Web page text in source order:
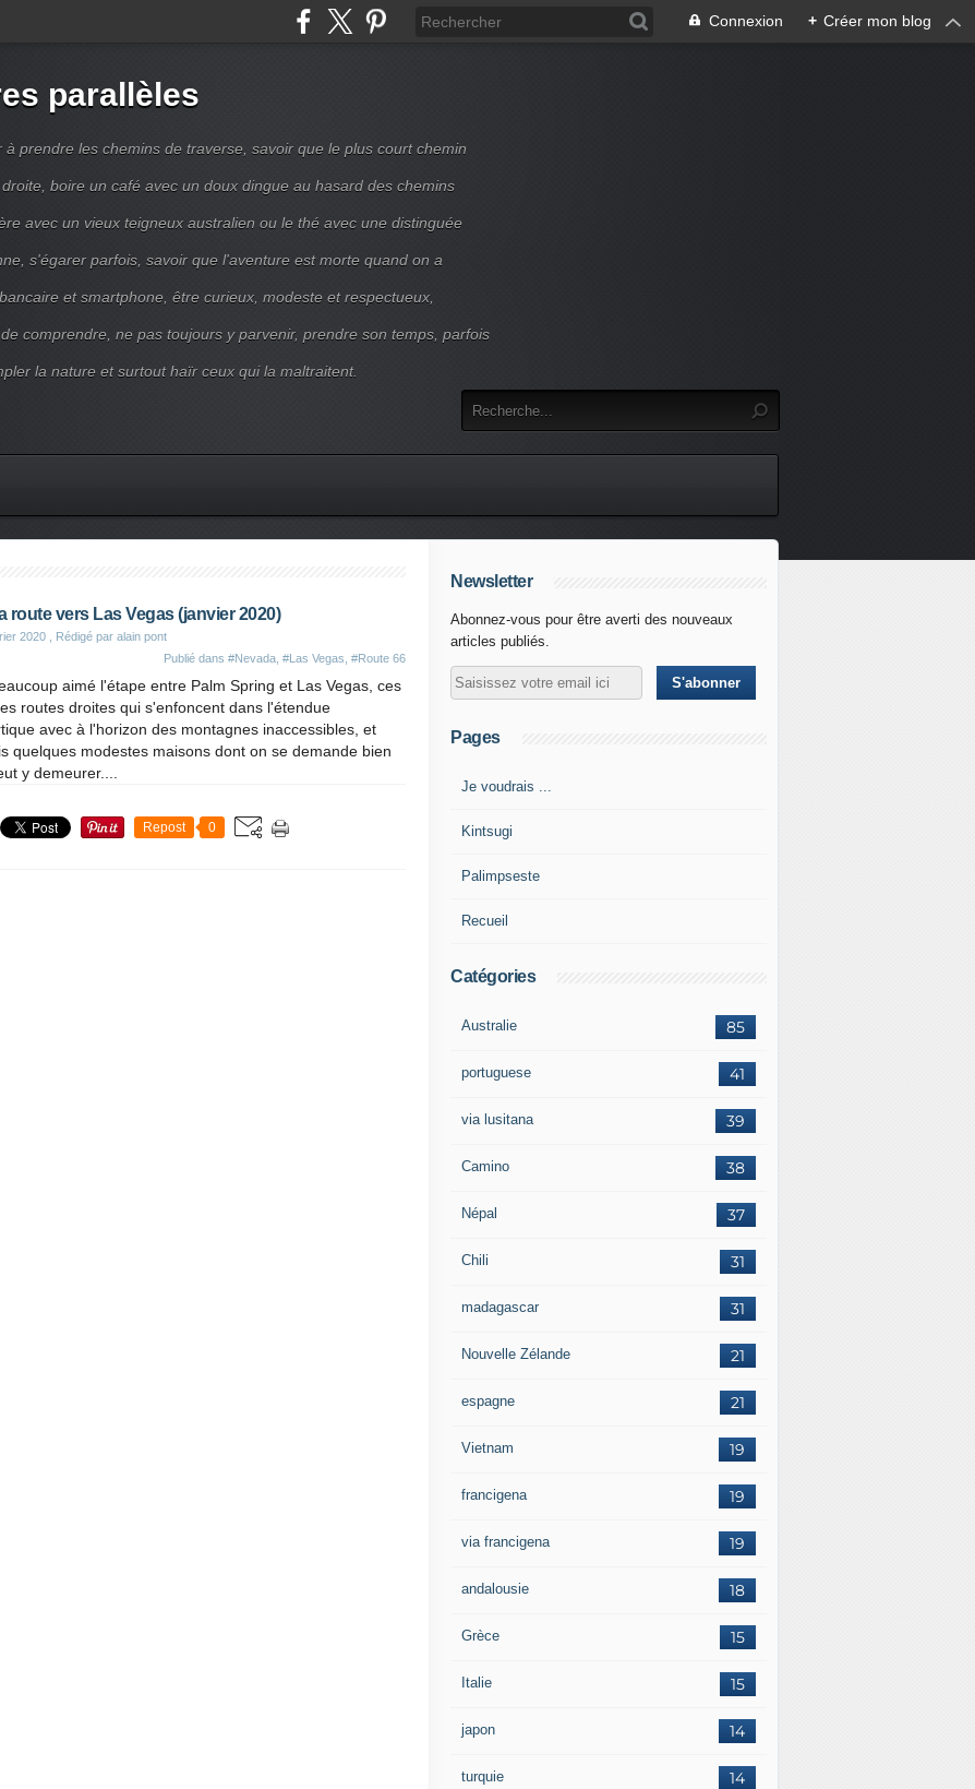
Connexion + Créer mon blog
parallèles
à prendre les chemins de traverse, savoir que le plus court chemin
boire un café avec un doux dingue au hasard des chemins
avec un vieux teigneux australien ou le thé avec une distinguée
s'égarer parfois, savoir que l'aventure est morte quand on a
et smartphone, être curieux, modeste et respectueux,
comprendre, ne pas toujours y parvenir, prendre son temps, parfois
la nature et surtout haïr ceux qui la maltraitent.
route vers Las Vegas (janvier 2020)
2020 , Rédigé par alain pont
Publié dans #Nevada #Las Vegas #Route 66
aimé l'étape entre Palm Spring et Las Vegas, ces
routes droites qui s'enfoncent dans l'étendue
avec à l'horizon des montagnes inaccessibles, et
quelques modestes maisons dont on se demande bien
y demeurer....
Repost 0
Newsletter
Abonnez-vous pour être averti des nouveaux
articles publiés.
Pages
Je voudrais ...
Kintsugi
Palimpseste
Recueil
Catégories
85
Australie
41
portuguese
39
via lusitana
38
Camino
37
Népal
31
Chili
31
madagascar
21
Nouvelle Zélande
21
espagne
19
Vietnam
19
francigena
19
via francigena
18
andalousie
15
Grèce
15
Italie
14
japon
14
turquie